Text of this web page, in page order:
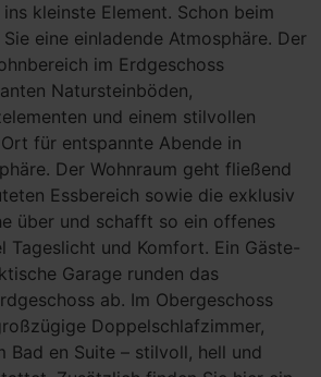
kleinste Element. Schon beim
eine einladende Atmosphäre. Der
im Erdgeschoss
Natursteinböden,
und einem stilvollen
für entspannte Abende in
Der Wohnraum geht fließend
Essbereich sowie die exklusiv
über und schafft so ein offenes
Tageslicht und Komfort. Ein Gäste-
Garage runden das
ab. Im Obergeschoss
Doppelschlafzimmer,
Bad en Suite – stilvoll, hell und